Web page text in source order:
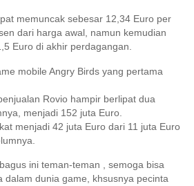
memuncak sebesar 12,34 Euro per
dari harga awal, namun kemudian
Euro di akhir perdagangan.
mobile Angry Birds yang pertama
Rovio hampir berlipat dua
menjadi 152 juta Euro.
menjadi 42 juta Euro dari 11 juta Euro
ini teman-teman , semoga bisa
dalam dunia game, khsusnya pecinta